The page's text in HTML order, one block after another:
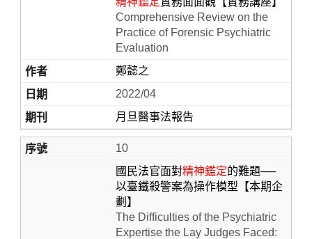
Comprehensive Review on the
Practice of Forensic Psychiatric
Evaluation
鄭懿之
2022/04
月旦醫事法報告
10
國民法官面對精神鑑定的難題──
以臺鐵殺警案為操作模型【本期企
劃】
The Difficulties of the Psychiatric
Expertise the Lay Judges Faced: